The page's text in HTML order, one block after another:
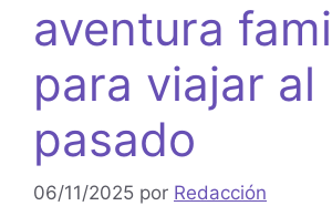
aventura
para viajar al
pasado
06/11/2025 por Redacción